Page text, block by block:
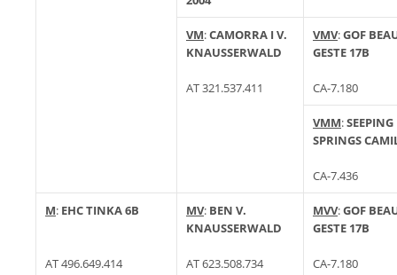
VM:CAMORRA I V.
KNAUSSERWALD
AT 321.537.411
VMV:GOF
GESTE 17B
CA-7.180
VMM:SEEPING
SPRINGS
CA-7.436
M: EHC TINKA 6B
AT 496.649.414
MV: BEN V.
KNAUSSERWALD
AT 623.508.734
MVV:GOF
GESTE 17B
CA-7.180